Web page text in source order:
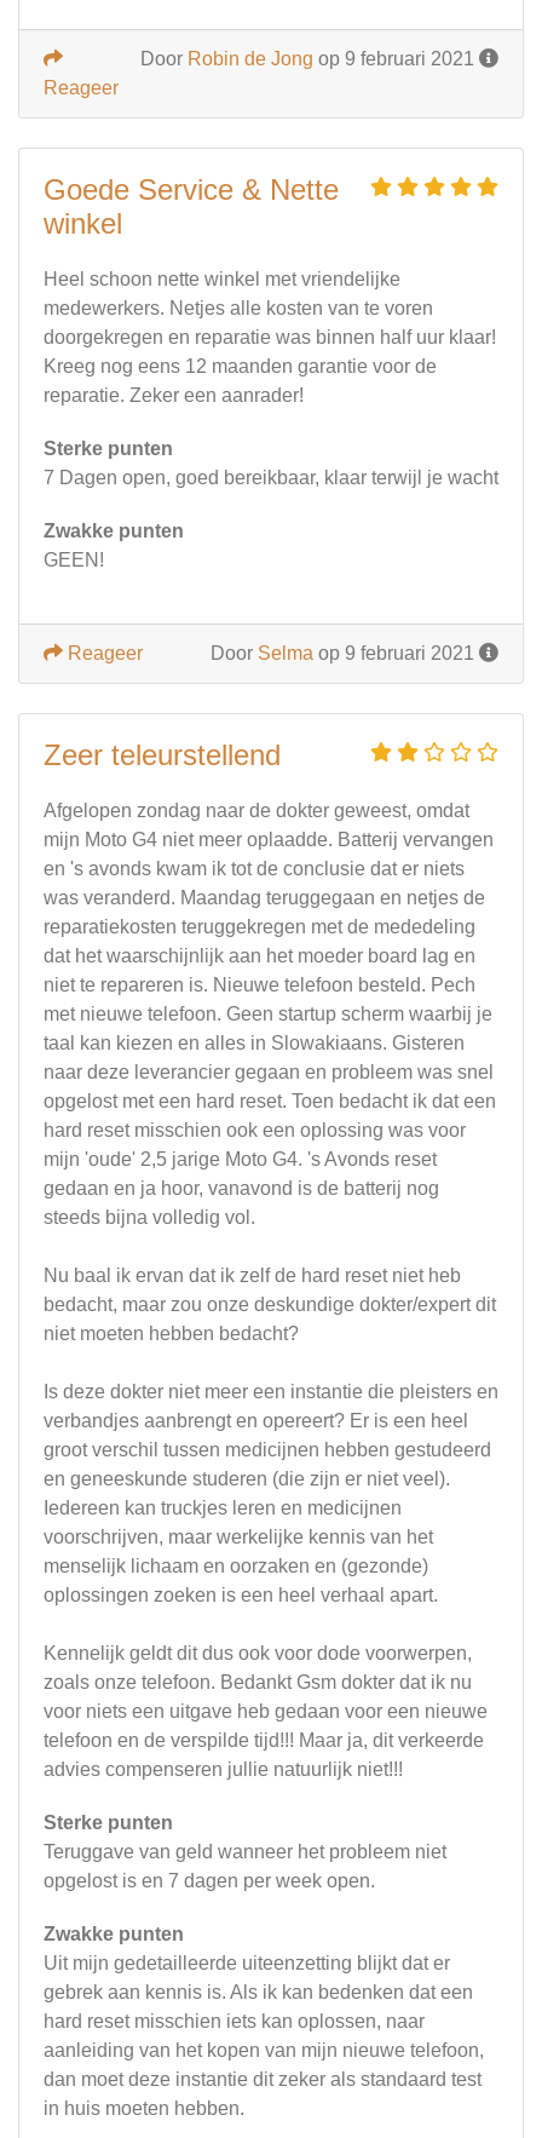
Door Robin de Jong op 9 februari 2021
Reageer
Goede Service & Nette
winkel
Heel schoon nette winkel met vriendelijke
medewerkers. Netjes alle kosten van te voren
doorgekregen en reparatie was binnen half uur klaar!
Kreeg nog eens 12 maanden garantie voor de
reparatie. Zeker een aanrader!
Sterke punten
7 Dagen open, goed bereikbaar, klaar terwijl je wacht
Zwakke punten
GEEN!
Door Selma op 9 februari 2021
Reageer
Zeer teleurstellend
Afgelopen zondag naar de dokter geweest, omdat
mijn Moto G4 niet meer oplaadde. Batterij vervangen
en 's avonds kwam ik tot de conclusie dat er niets
was veranderd. Maandag teruggegaan en netjes de
reparatiekosten teruggekregen met de mededeling
dat het waarschijnlijk aan het moeder board lag en
niet te repareren is. Nieuwe telefoon besteld. Pech
met nieuwe telefoon. Geen startup scherm waarbij je
taal kan kiezen en alles in Slowakiaans. Gisteren
naar deze leverancier gegaan en probleem was snel
opgelost met een hard reset. Toen bedacht ik dat een
hard reset misschien ook een oplossing was voor
mijn 'oude' 2,5 jarige Moto G4. 's Avonds reset
gedaan en ja hoor, vanavond is de batterij nog
steeds bijna volledig vol.
Nu baal ik ervan dat ik zelf de hard reset niet heb
bedacht, maar zou onze deskundige dokter/expert dit
niet moeten hebben bedacht?
Is deze dokter niet meer een instantie die pleisters en
verbandjes aanbrengt en opereert? Er is een heel
groot verschil tussen medicijnen hebben gestudeerd
en geneeskunde studeren (die zijn er niet veel).
Iedereen kan truckjes leren en medicijnen
voorschrijven, maar werkelijke kennis van het
menselijk lichaam en oorzaken en (gezonde)
oplossingen zoeken is een heel verhaal apart.
Kennelijk geldt dit dus ook voor dode voorwerpen,
zoals onze telefoon. Bedankt Gsm dokter dat ik nu
voor niets een uitgave heb gedaan voor een nieuwe
telefoon en de verspilde tijd!!! Maar ja, dit verkeerde
advies compenseren jullie natuurlijk niet!!!
Sterke punten
Teruggave van geld wanneer het probleem niet
opgelost is en 7 dagen per week open.
Zwakke punten
Uit mijn gedetailleerde uiteenzetting blijkt dat er
gebrek aan kennis is. Als ik kan bedenken dat een
hard reset misschien iets kan oplossen, naar
aanleiding van het kopen van mijn nieuwe telefoon,
dan moet deze instantie dit zeker als standaard test
in huis moeten hebben.